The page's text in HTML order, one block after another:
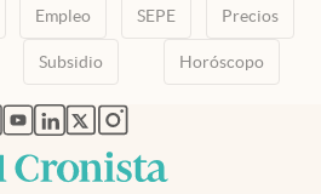
Empleo SEPE Precios
Subsidio Horóscopo
abre en nueva pestaña
abre en nueva pestaña
abre en nueva pestaña
abre en nueva pestaña
abre en nueva pestaña